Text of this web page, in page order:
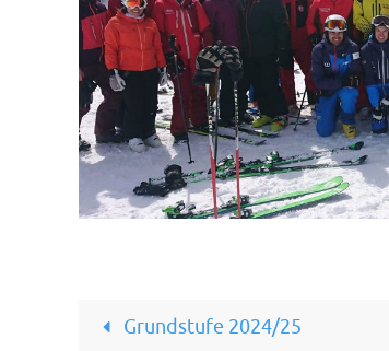
Grundstufe 2024/25